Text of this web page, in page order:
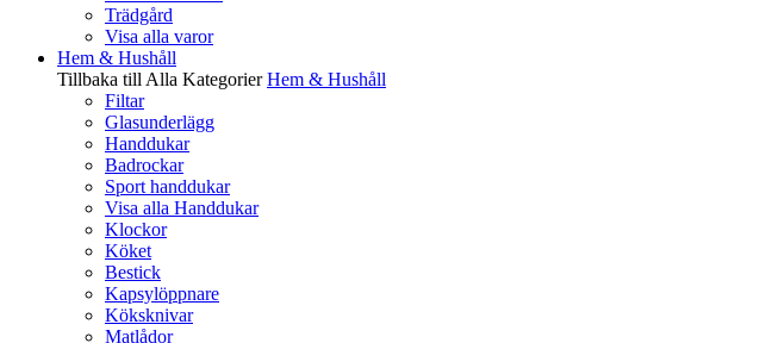
Trädgård
Visa alla varor
Hem & Hushåll
Tillbaka till Alla Kategorier Hem & Hushåll
Filtar
Glasunderlägg
Handdukar
Badrockar
Sport handdukar
Visa alla Handdukar
Klockor
Köket
Bestick
Kapsylöppnare
Köksknivar
Matlådor